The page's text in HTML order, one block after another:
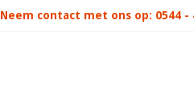
Neem contact met ons op: 0544 -